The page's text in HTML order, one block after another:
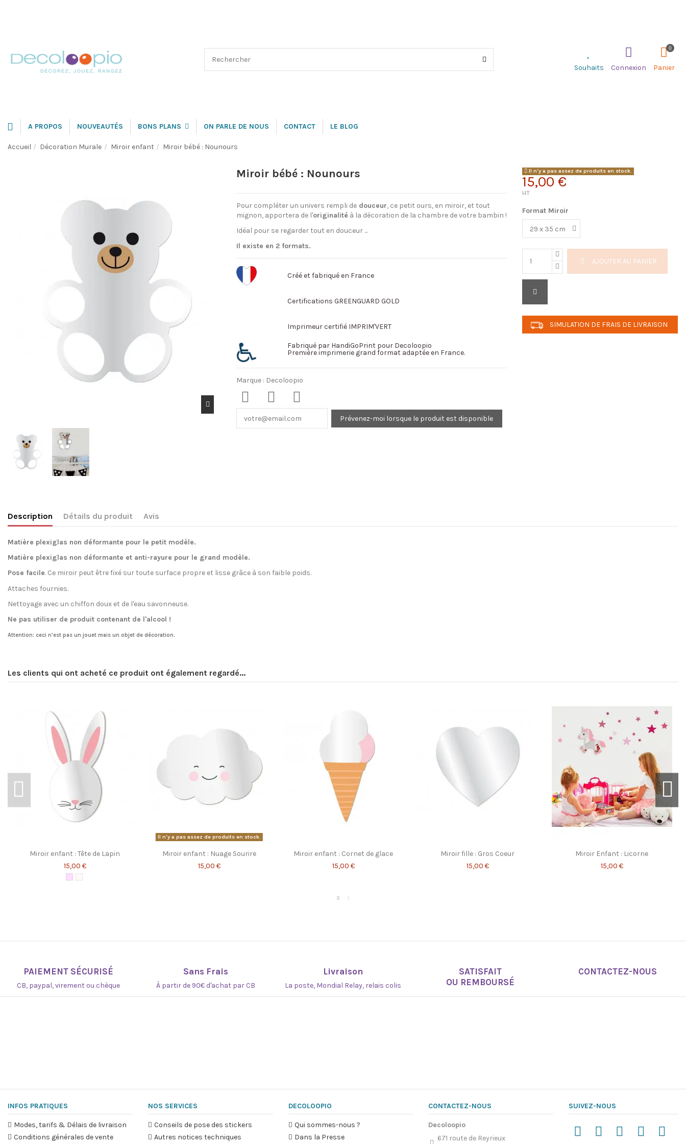
Souhaits Connexion
0
Panier
A PROPOS NOUVEAUTÉS BONS PLANS ON PARLE DE NOUS CONTACT LE BLOG
Accueil Décoration Murale Miroir enfant Miroir bébé : Nounours
Miroir bébé : Nounours
Pour compléter un univers rempli dedouceur, ce petit ours, en miroir, et tout
mignon, apportera de l'originalité à la décoration de la chambre de votre bambin !
Idéal pour se regarder tout en douceur ...
Il existe en 2 formats.
Créé et fabriqué en France
Certifications GREENGUARD GOLD
Imprimeur certifié IMPRIM'VERT
Fabriqué par HandiGoPrint pour Decoloopio
Première imprimerie grand format adaptée en France.
Marque : Decoloopio
Prévenez-moi lorsque le produit est disponible
Il n'y a pas assez de produits en stock.
15,00 €
HT
Format Miroir
AJOUTER AU PANIER
SIMULATION DE FRAIS DE LIVRAISON
Description Détails du produit Avis
Matière plexiglas non déformante pour le petit modèle.
Matière plexiglas non déformante et anti-rayure pour le grand modèle.
Pose facile. Ce miroir peut être fixé sur toute surface propre et lisse grâce à son faible poids.
Attaches fournies.
Nettoyage avec un chiffon doux et de l'eau savonneuse.
Ne pas utiliser de produit contenant de l'alcool !
Attention: ceci n'est pas un jouet mais un objet de décoration.
Marque
RéférenceMIRN24F2
Les clients qui ont acheté ce produit ont également regardé...
Miroir enfant : Tête de Lapin
15,00 €
Rose Clair
Blanc
Il n'y a pas assez de produits en stock.
Miroir enfant : Nuage Sourire
15,00 €
Miroir enfant : Cornet de glace
15,00 €
Miroir fille : Gros Coeur
15,00 €
Miroir Enfant : Licorne
15,00 €
PAIEMENT SÉCURISÉ
CB, paypal, virement ou chèque
Sans Frais
À partir de 90€ d'achat par CB
Livraison
La poste, Mondial Relay, relais colis
SATISFAIT
OU REMBOURSÉ
CONTACTEZ-NOUS
INFOS PRATIQUES
Modes, tarifs & Délais de livraison
Conditions générales de vente
NOS SERVICES
Conseils de pose des stickers
Autres notices techniques
DECOLOOPIO
Qui sommes-nous ?
Dans la Presse
CONTACTEZ-NOUS
Decoloopio
671 route de Reyrieux
SUIVEZ-NOUS